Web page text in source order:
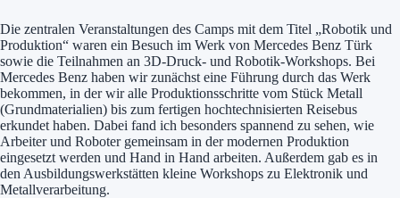
Die zentralen Veranstaltungen des Camps mit dem Titel „Robotik und
Produktion“ waren ein Besuch im Werk von Mercedes Benz Türk
sowie die Teilnahmen an 3D-Druck- und Robotik-Workshops. Bei
Mercedes Benz haben wir zunächst eine Führung durch das Werk
bekommen, in der wir alle Produktionsschritte vom Stück Metall
(Grundmaterialien) bis zum fertigen hochtechnisierten Reisebus
erkundet haben. Dabei fand ich besonders spannend zu sehen, wie
Arbeiter und Roboter gemeinsam in der modernen Produktion
eingesetzt werden und Hand in Hand arbeiten. Außerdem gab es in
den Ausbildungswerkstätten kleine Workshops zu Elektronik und
Metallverarbeitung.